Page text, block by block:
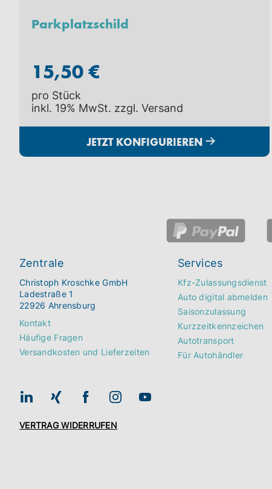
Parkplatzschild
15,50 €
pro Stück
inkl. 19% MwSt. zzgl. Versand
JETZT KONFIGURIEREN
Zentrale
Christoph Kroschke GmbH
Ladestraße 1
22926 Ahrensburg
Kontakt
Häufige Fragen
Versandkosten und Lieferzeiten
Services
Kfz-Zulassungsdienst
Auto digital abmelden
Saisonzulassung
Kurzzeitkennzeichen
Autotransport
Für Autohändler
VERTRAG WIDERRUFEN